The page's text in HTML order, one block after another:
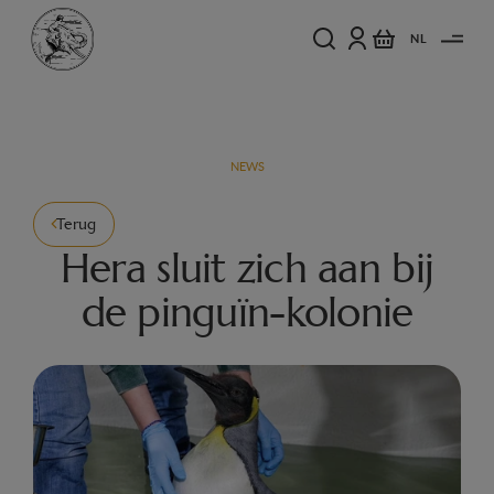
NL
NEWS
Terug
Hera sluit zich aan bij
de pinguïn-kolonie